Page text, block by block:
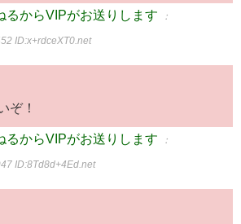
るからVIPがお送りします ：
ID:x+rdceXT0.net
ぞ！
るからVIPがお送りします ：
ID:8Td8d+4Ed.net